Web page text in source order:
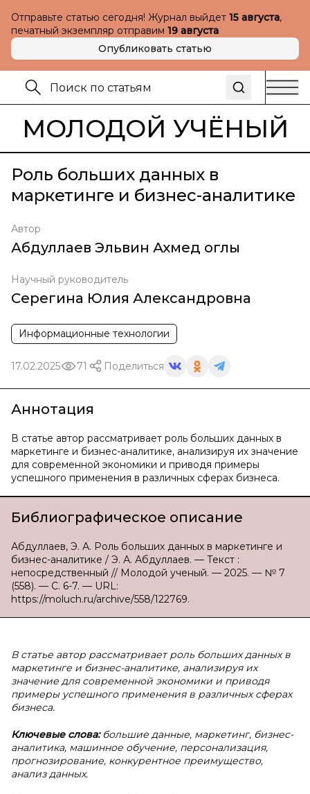
Отправьте статью сегодня! Журнал выйдет 15 августа,
печатный экземпляр отправим 19 августа
Опубликовать статью
МОЛОДОЙ УЧЁНЫЙ
Роль больших данных в
маркетинге и бизнес-аналитике
Автор
Абдуллаев Эльвин Ахмед оглы
Научный руководитель
Серегина Юлия Александровна
Информационные технологии
17.02.2025 71 Поделиться
Аннотация
В статье автор рассматривает роль больших данных в
маркетинге и бизнес-аналитике, анализируя их значение
для современной экономики и приводя примеры
успешного применения в различных сферах бизнеса.
Библиографическое описание
Абдуллаев, Э. А. Роль больших данных в маркетинге и
бизнес-аналитике / Э. А. Абдуллаев. — Текст :
непосредственный // Молодой ученый. — 2025. — № 7
(558). — С. 6-7. — URL:
https://moluch.ru/archive/558/122769.
В статье автор рассматривает роль больших данных в
маркетинге и бизнес-аналитике, анализируя их
значение для современной экономики и приводя
примеры успешного применения в различных сферах
бизнеса.
Ключевые слова:большие данные, маркетинг, бизнес-
аналитика, машинное обучение, персонализация,
прогнозирование, конкурентное преимущество,
анализ данных.